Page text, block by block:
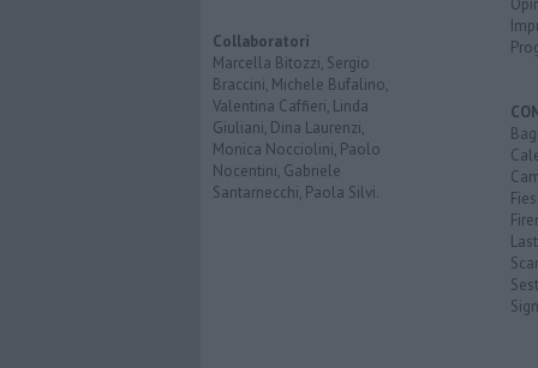
Collaboratori
Marcella Bitozzi, Sergio
Braccini, Michele Bufalino,
Valentina Caffieri, Linda
Giuliani, Dina Laurenzi,
Monica Nocciolini, Paolo
Nocentini, Gabriele
Santarnecchi, Paola Silvi.